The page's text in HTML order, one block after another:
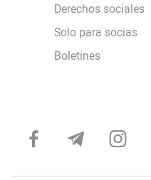
Derechos sociales
Solo para socias
Boletines